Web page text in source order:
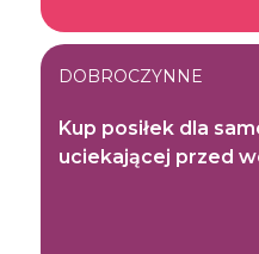
DOBROCZYNNE
Kup posiłek dla
uciekającej przed